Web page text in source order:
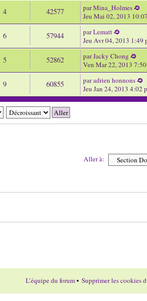
4 42577 parMina_Holmes
Jeu Mai 02, 2013
6 57944 parLematt
Jeu Avr 04, 2013 1:49
5 52862 parJacky Chong
Ven Mar 22, 2013
9 60855 paradrien honnons
Jeu Jan 24, 2013 4:02
Aller à:
L’équipe du forum• Supprimer les cookies